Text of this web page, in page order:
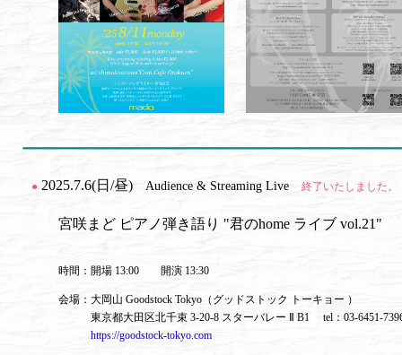
● 2025.7.6(日/昼) Audience & Streaming Live 終了いたしました。
宮咲まど ピアノ弾き語り "君のhome ライブ vol.21"
時間：開場 13:00 開演 13:30
会場：大岡山 Goodstock Tokyo（グッドストック トーキョー ）
東京都大田区北千束 3-20-8 スターバレー Ⅱ B1 tel：03-6451-
https://goodstock-tokyo.com